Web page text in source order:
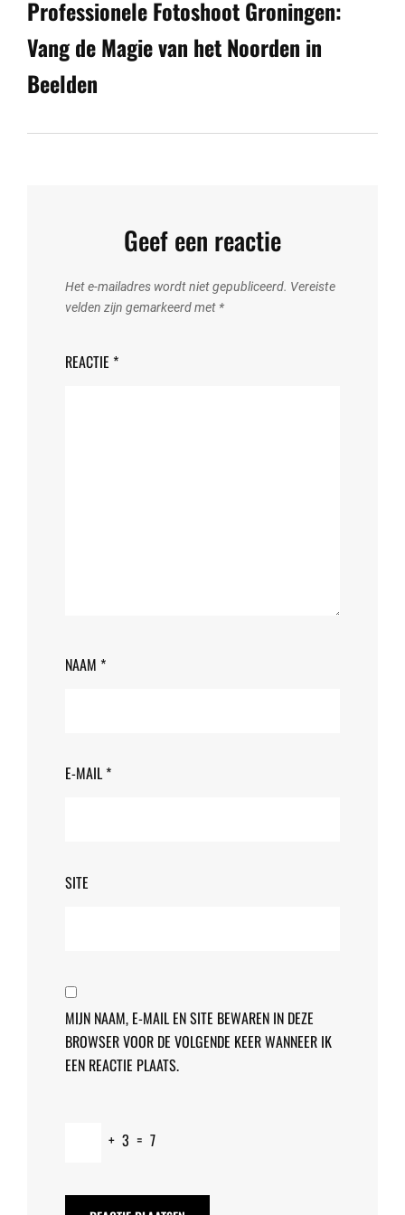
Professionele Fotoshoot Groningen:
Vang de Magie van het Noorden in
Beelden
Geef een reactie
Het e-mailadres wordt niet gepubliceerd. Vereiste
velden zijn gemarkeerd met *
REACTIE *
NAAM *
E-MAIL*
SITE
MIJN NAAM, E-MAIL EN SITE BEWAREN IN DEZE
BROWSER VOOR DE VOLGENDE KEER WANNEER IK
EEN REACTIE PLAATS.
+ 3 = 7